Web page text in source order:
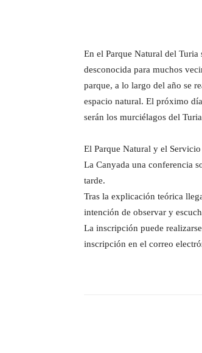
En el Parque Natural del
desconocida para muchos
parque, a lo largo del año se
espacio natural. El próximo
serán los murciélagos del
El Parque Natural y el
La Canyada una conferencia
tarde.
Tras la explicación teórica
intención de observar y
La inscripción puede
inscripción en el correo